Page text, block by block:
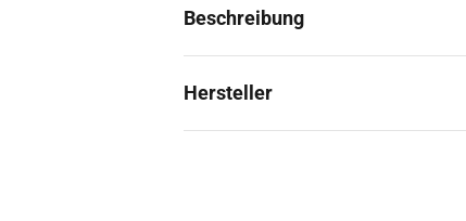
Tetra EasyBalance 100 ml
Tetra CrystalWater 100 ml
Beschreibung
Hersteller